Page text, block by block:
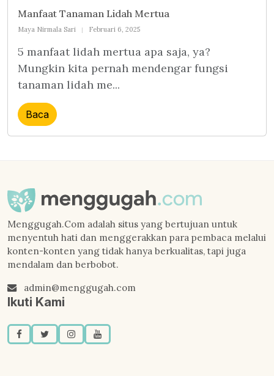
Manfaat Tanaman Lidah Mertua
Maya Nirmala Sari Februari 6, 2025
5 manfaat lidah mertua apa saja, ya?
Mungkin kita pernah mendengar fungsi
tanaman lidah me...
Baca
Menggugah.Com adalah situs yang bertujuan untuk
menyentuh hati dan menggerakkan para pembaca melalui
konten-konten yang tidak hanya berkualitas, tapi juga
mendalam dan berbobot.
admin@menggugah.com
Ikuti Kami